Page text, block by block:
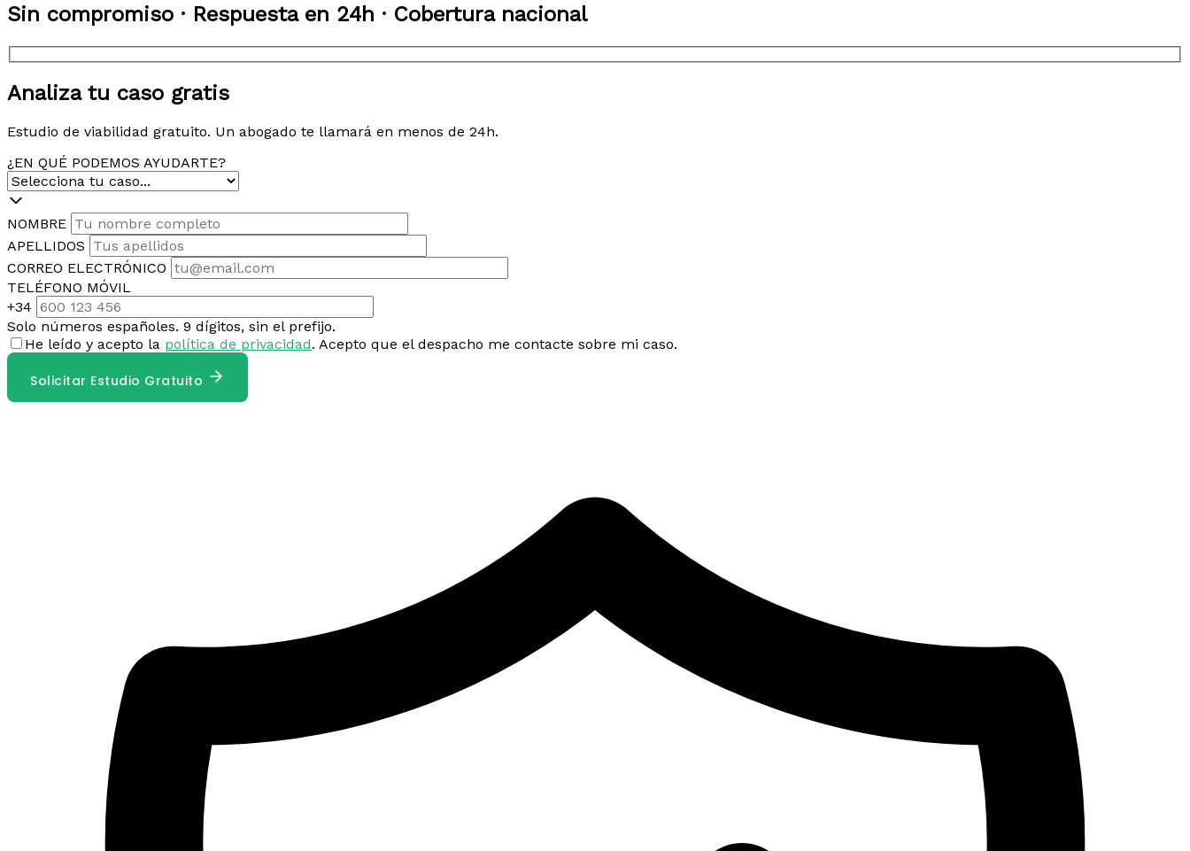
Sin compromiso · Respuesta en 24h · Cobertura nacional
Analiza tu caso gratis
Estudio de viabilidad gratuito. Un abogado te llamará en menos de 24h.
¿EN QUÉ PODEMOS AYUDARTE?
NOMBRE
APELLIDOS
CORREO ELECTRÓNICO
TELÉFONO MÓVIL
+34
Solo números españoles. 9 dígitos, sin el prefijo.
He leído y acepto la política de privacidad. Acepto que el despacho me contacte sobre mi caso.
Solicitar Estudio Gratuito